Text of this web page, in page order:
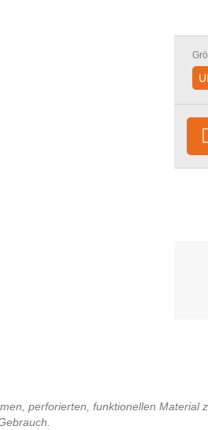
perforierten, funktionellen